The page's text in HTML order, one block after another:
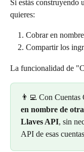
Si estás construyendo
quieres:
Cobrar en
Compartir los
La funcionalidad de
👨‍💻 Con Cuentas
en nombre de
Llaves API, sin
API de esas